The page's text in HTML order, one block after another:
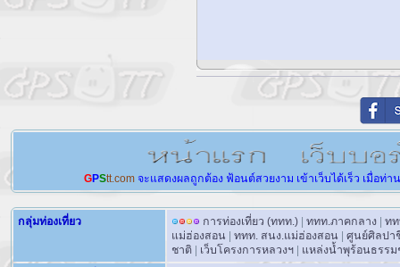
GPStt.com จะแสดงผลถูกต้อง ฟ้อนต์สวยงาม เข้าเว็บได้เร็ว เมื่อท่า
กลุ่มท่องเที่ยว การท่องเที่ยว (ททท.) | ททท.ภาคกลาง | ท
แม่ฮ่องสอน | ททท. สนง.แม่ฮ่องสอน | ศูนย์ศิลปา
ชาติ | เว็บโครงการหลวงฯ | แหล่งน้ำพุร้อนธรร